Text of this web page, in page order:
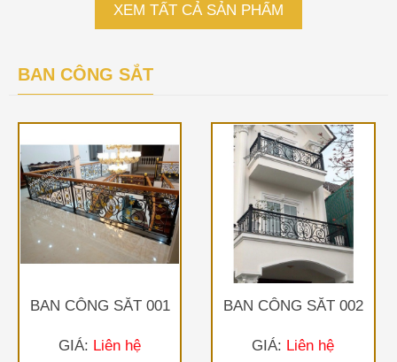
XEM TẤT CẢ SẢN PHẨM
BAN CÔNG SẮT
BAN CÔNG SẮT 001
GIÁ: Liên hệ
BAN CÔNG SẮT 002
GIÁ: Liên hệ